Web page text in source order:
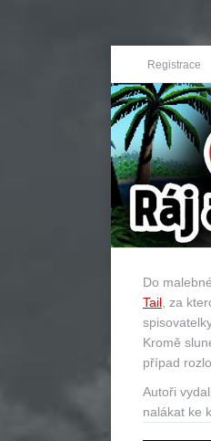
Registrace
Do
Tail , za
Kromě
případ
Autoři
nalákat ke